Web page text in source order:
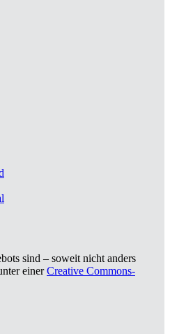
sind – soweit nicht anders
einerCreative Commons-